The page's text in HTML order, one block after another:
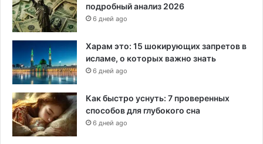
подробный анализ 2026
6 дней ago
Харам это: 15 шокирующих запретов в
исламе, о которых важно знать
6 дней ago
Как быстро уснуть: 7 проверенных
способов для глубокого сна
6 дней ago